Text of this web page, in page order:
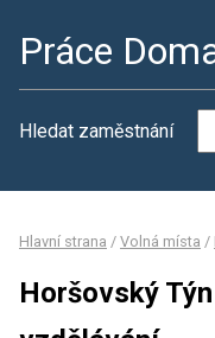
Práce
Hledat zaměstnání
Hlavní strana / Volná místa /
Horšovský